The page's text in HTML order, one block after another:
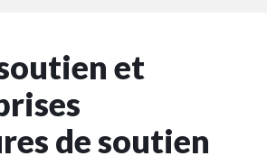
et
de soutien